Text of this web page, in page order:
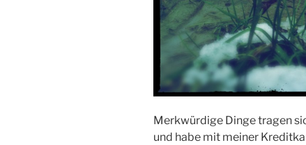
Merkwürdige Dinge tragen
und habe mit meiner